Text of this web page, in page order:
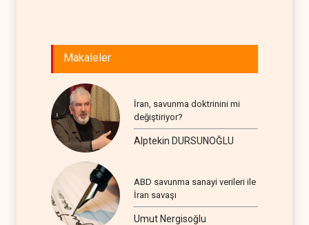
Makaleler
İran, savunma doktrinini mi
değiştiriyor?
Alptekin DURSUNOĞLU
ABD savunma sanayi verileri ile
İran savaşı
Umut Nergisoğlu